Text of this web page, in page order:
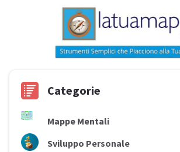
Categorie
Mappe Mentali
Sviluppo Personale